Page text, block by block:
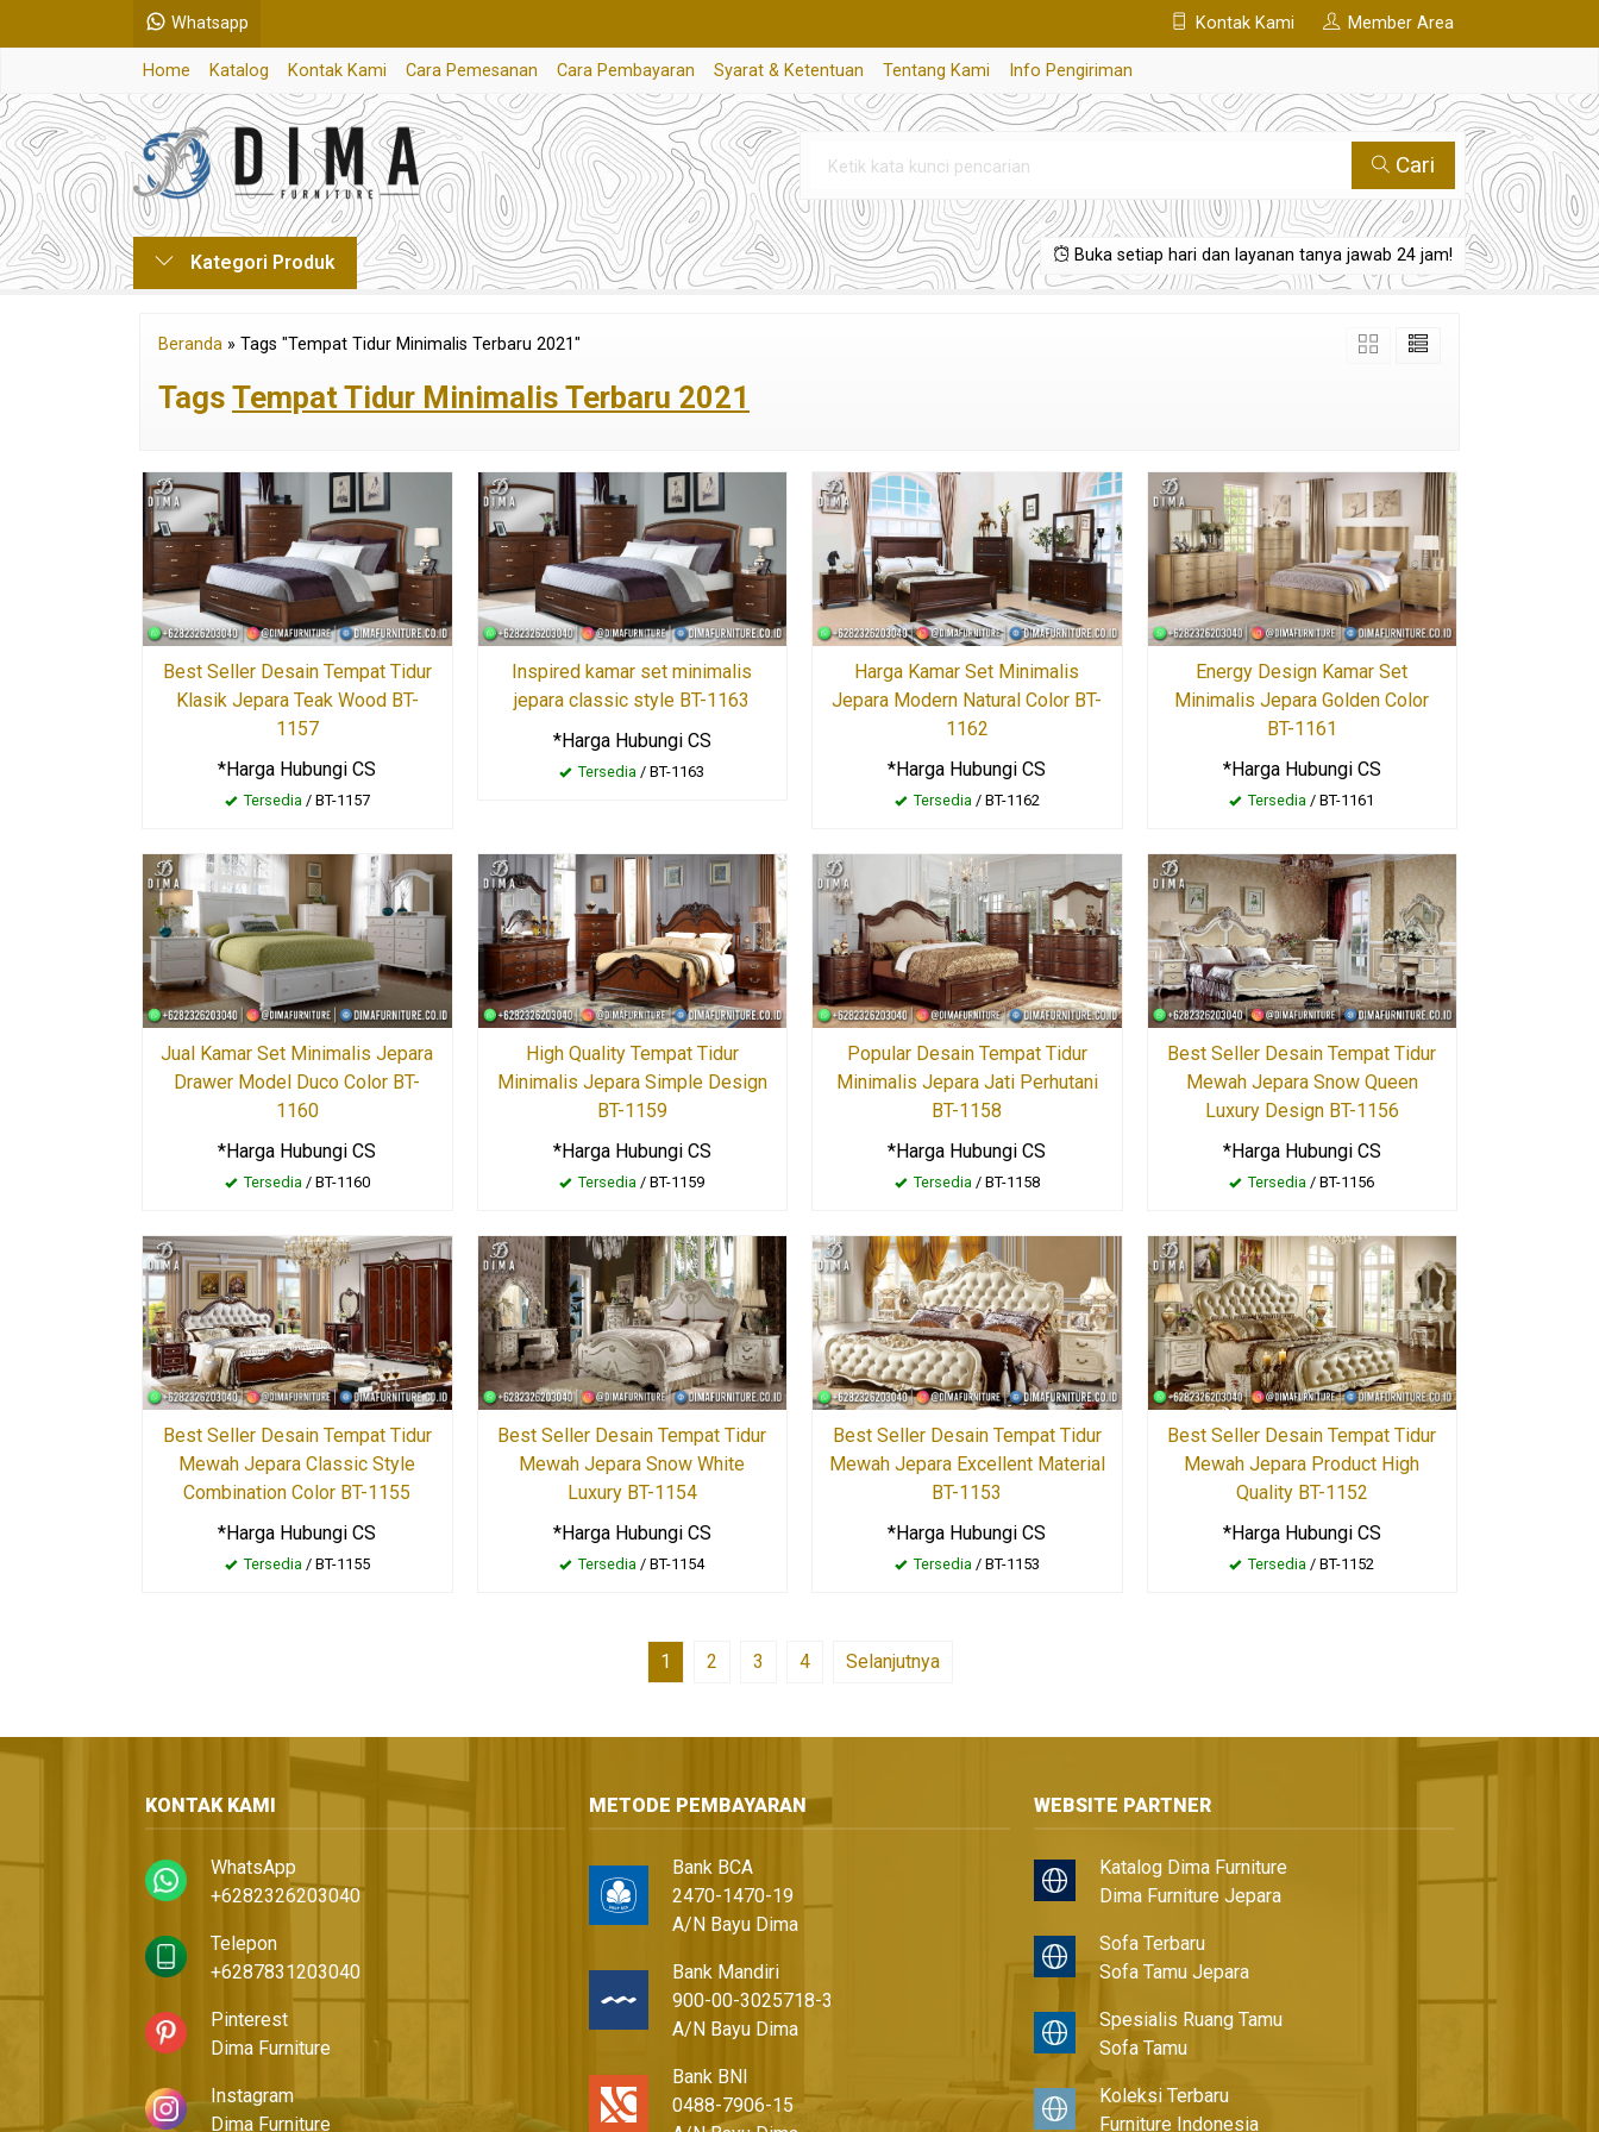
Whatsapp Kontak Kami Member Area
Home Katalog Kontak Kami Cara Pemesanan Cara Pembayaran Syarat & Ketentuan Tentang Kami Info Pengiriman
Cari
Kategori Produk Buka setiap hari dan layanan tanya jawab 24 jam!
Beranda » Tags "Tempat Tidur Minimalis Terbaru 2021"
Tags Tempat Tidur Minimalis Terbaru 2021
Best Seller Desain Tempat Tidur
Klasik Jepara Teak Wood BT-
1157
*Harga Hubungi CS
Tersedia/ BT-1157
Inspired kamar set minimalis
jepara classic style BT-1163
*Harga Hubungi CS
Tersedia / BT-1163
Harga Kamar Set Minimalis
Jepara Modern Natural Color BT-
1162
*Harga Hubungi CS
Tersedia / BT-1162
Energy Design Kamar Set
Minimalis Jepara Golden Color
BT-1161
*Harga Hubungi CS
Tersedia / BT-1161
Jual Kamar Set Minimalis Jepara
Drawer Model Duco Color BT-
1160
*Harga Hubungi CS
Tersedia / BT-1160
High Quality Tempat Tidur
Minimalis Jepara Simple Design
BT-1159
*Harga Hubungi CS
Tersedia / BT-1159
Popular Desain Tempat Tidur
Minimalis Jepara Jati Perhutani
BT-1158
*Harga Hubungi CS
Tersedia/ BT-1158
Best Seller Desain Tempat Tidur
Mewah Jepara Snow Queen
Luxury Design BT-1156
*Harga Hubungi CS
Tersedia / BT-1156
Best Seller Desain Tempat Tidur
Mewah Jepara Classic Style
Combination Color BT-1155
*Harga Hubungi CS
Tersedia/ BT-1155
Best Seller Desain Tempat Tidur
Mewah Jepara Snow White
Luxury BT-1154
*Harga Hubungi CS
Tersedia / BT-1154
Best Seller Desain Tempat Tidur
Mewah Jepara Excellent Material
BT-1153
*Harga Hubungi CS
Tersedia/ BT-1153
Best Seller Desain Tempat Tidur
Mewah Jepara Product High
Quality BT-1152
*Harga Hubungi CS
Tersedia / BT-1152
1 2 3 4 Selanjutnya
KONTAK KAMI
WhatsApp
+6282326203040
Telepon
+6287831203040
Pinterest
Dima Furniture
Instagram
Dima Furniture
METODE PEMBAYARAN
Bank BCA
2470-1470-19
A/N Bayu Dima
Bank Mandiri
900-00-3025718-3
A/N Bayu Dima
Bank BNI
0488-7906-15
WEBSITE PARTNER
Katalog Dima Furniture
Dima Furniture Jepara
Sofa Terbaru
Sofa Tamu Jepara
Spesialis Ruang Tamu
Sofa Tamu
Koleksi Terbaru
Furniture Indonesia